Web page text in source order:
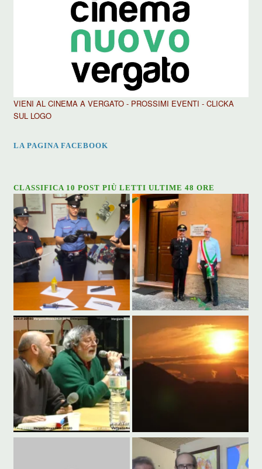
VIENI AL CINEMA A VERGATO - PROSSIMI EVENTI - CLICKA
SUL LOGO
LA PAGINA FACEBOOK
CLASSIFICA 10 POST PIÙ LETTI ULTIME 48 ORE